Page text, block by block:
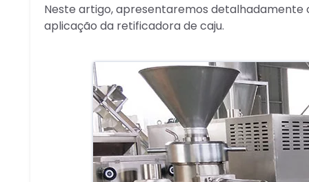
Neste artigo, apresentaremos
aplicação da retificadora de caju.